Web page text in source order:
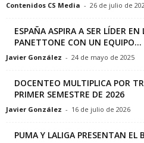
Contenidos CS Media - 26 de julio de
ESPAÑA ASPIRA A SER LÍDER
PANETTONE CON UN EQUIPO...
Javier González - 24 de mayo de 2025
DOCENTEO MULTIPLICA POR
PRIMER SEMESTRE DE 2026
Javier González - 16 de julio de 2026
PUMA Y LALIGA PRESENTAN EL